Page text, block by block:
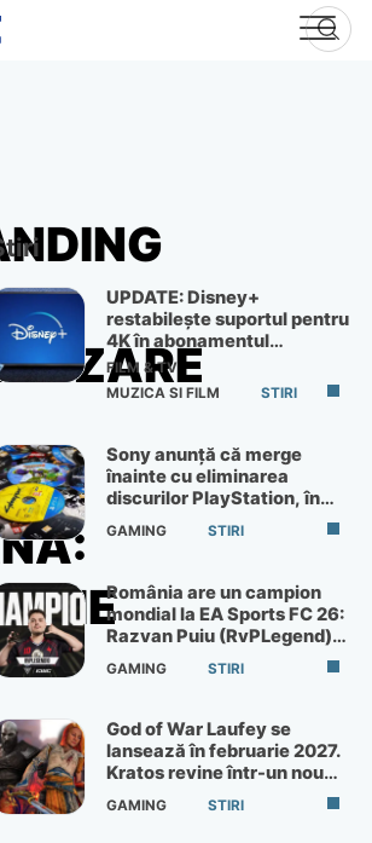
UPDATE: Disney+
restabilește suportul pentru
4K în abonamentul
Premium
FILM & TV
MUZICA SI FILM
STIRI
Sony anunță că merge
înainte cu eliminarea
discurilor PlayStation, în
ciuda protestelor
GAMING STIRI
România are un campion
mondial la EA Sports FC 26:
Razvan Puiu (RvPLegend)
câștigă turneul de la Paris
GAMING STIRI
God of War Laufey se
lansează în februarie 2027.
Kratos revine într-un nou
God of War
GAMING STIRI